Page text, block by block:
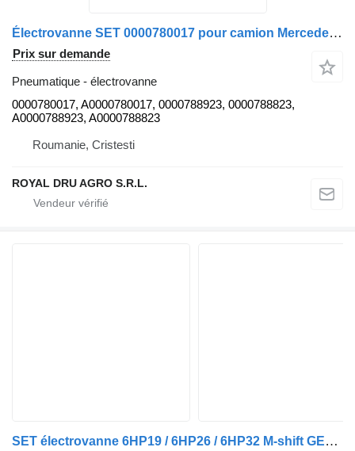
Électrovanne SET 0000780017 pour camion Mercedes-Benz
Prix sur demande
Pneumatique - électrovanne
0000780017, A0000780017, 0000788923, 0000788823,
A0000788923, A0000788823
Roumanie, Cristesti
ROYAL DRU AGRO S.R.L.
SET électrovanne 6HP19 / 6HP26 / 6HP32 M-shift GEN1 pour automobile